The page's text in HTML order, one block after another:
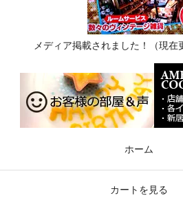
メディア掲載されました！（現在
ホーム
カートを見る